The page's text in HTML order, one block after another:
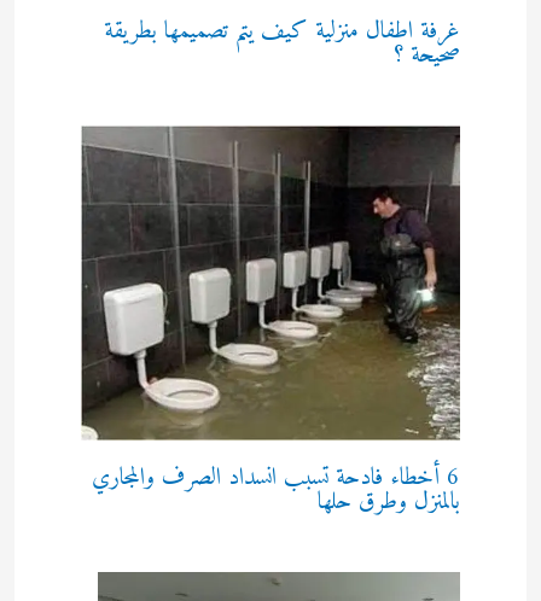
غرفة اطفال منزلية كيف يتم تصميمها بطريقة
صحيحة ؟
6 أخطاء فادحة تسبب انسداد الصرف والمجاري
بالمنزل وطرق حلها